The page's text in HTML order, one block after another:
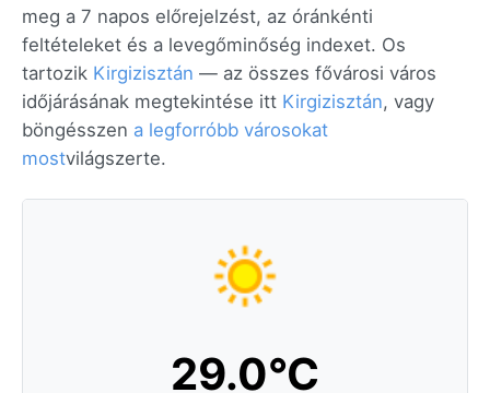
meg a 7 napos előrejelzést, az óránkénti
feltételeket és a levegőminőség indexet. Os
tartozik Kirgizisztán — az összes fővárosi város
időjárásának megtekintése itt Kirgizisztán, vagy
böngésszen a legforróbb városokat
mostvilágszerte.
29.0°C